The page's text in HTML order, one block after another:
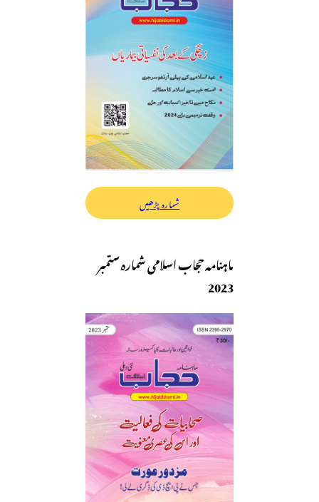
شمارہ پڑھیں
ماہنامہ حجاب اسلامی شمارہ ستمبر
2023